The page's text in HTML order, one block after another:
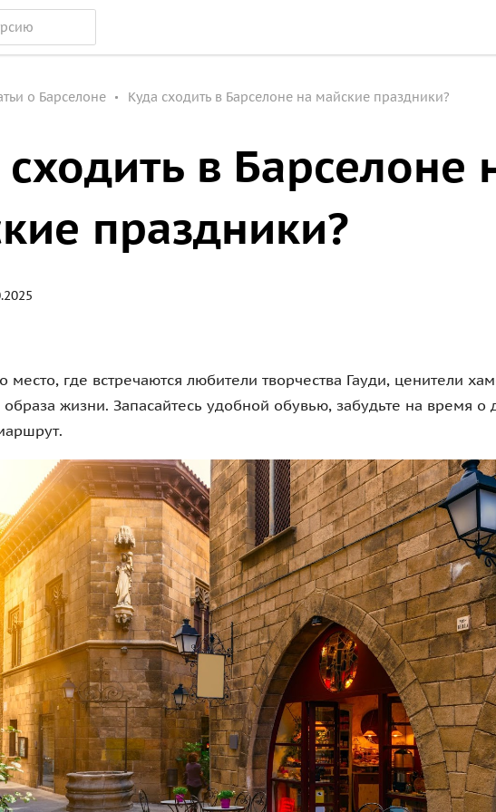
о Барселоне Куда сходить в Барселоне на майские праздники?
в Барселоне
праздники?
место, где встречаются любители творчества Гауди, ценители
жизни. Запасайтесь удобной обувью, забудьте на время о